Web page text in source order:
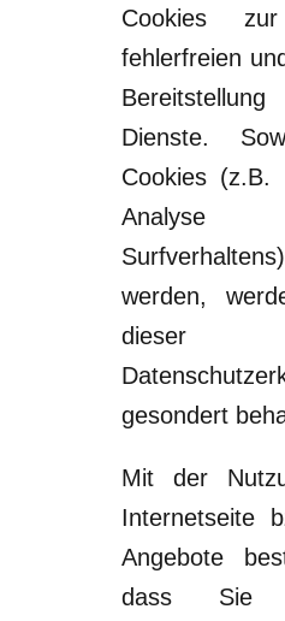
Cookies
fehlerfreien
Dienste.
Cookies (z.B.
werden,
dieser
gesondert
Mit der
Internetseite
Angebote
dass Sie